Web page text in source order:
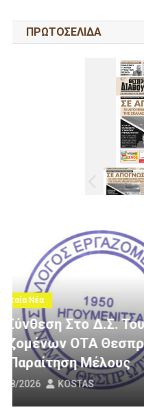
ΠΡΩΤΟΣΕΛΙΔΑ
Τελευταία Νέα
3 Εκατομμύρια
Οδοποιία Στον
31/07/2026 KOSTAS